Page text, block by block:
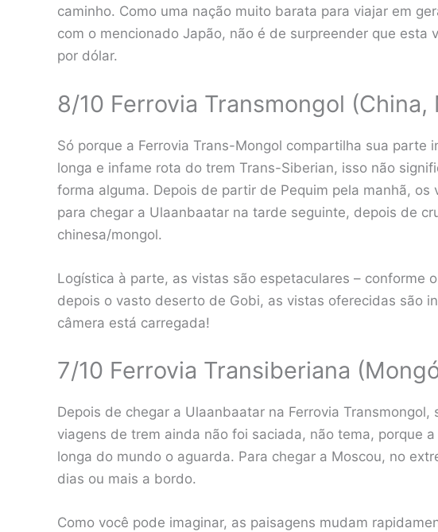
caminho. Como uma nação muito barata para viajar em
com o mencionado Japão, não é de surpreender que esta
por dólar.
8/10 Ferrovia Transmongol (China,
Só porque a Ferrovia Trans-Mongol compartilha sua parte
longa e infame rota do trem Trans-Siberian, isso não
forma alguma. Depois de partir de Pequim pela manhã,
para chegar a Ulaanbaatar na tarde seguinte, depois de
chinesa/mongol.
Logística à parte, as vistas são espetaculares – conforme
depois o vasto deserto de Gobi, as vistas oferecidas são
câmera está carregada!
7/10 Ferrovia Transiberiana
Depois de chegar a Ulaanbaatar na Ferrovia
viagens de trem ainda não foi saciada, não tema, porque
longa do mundo o aguarda. Para chegar a Moscou, no
dias ou mais a bordo.
Como você pode imaginar, as paisagens mudam